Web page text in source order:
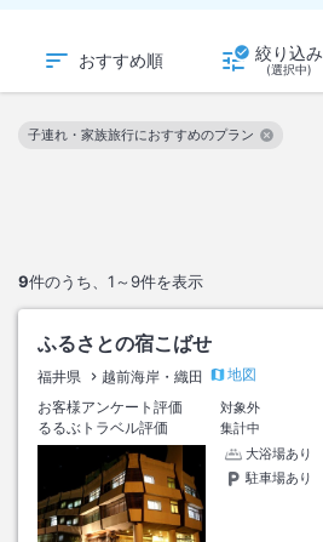
おすすめ順 絞り込み
(選択中)
9件のうち、 1～9件を表示
子連れ・家族旅行におすすめのプラン
この絞り込み条件を解除
ふるさとの宿こばせ
福井県 越前海岸・織田
地図
お客様アンケート評価
対象外
るるぶトラベル評価
集計中
大浴場あり
駐車場あり